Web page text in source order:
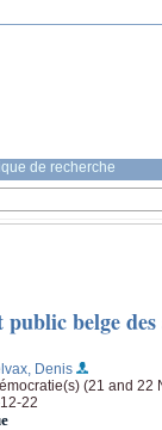
de recherche
public belge
Denis
(21 and 22
22